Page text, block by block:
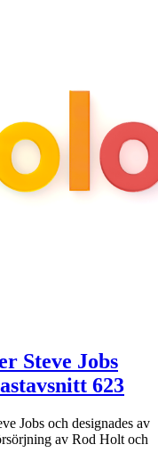
Steve Jobs
623
Jobs och designades av
av Rod Holt och